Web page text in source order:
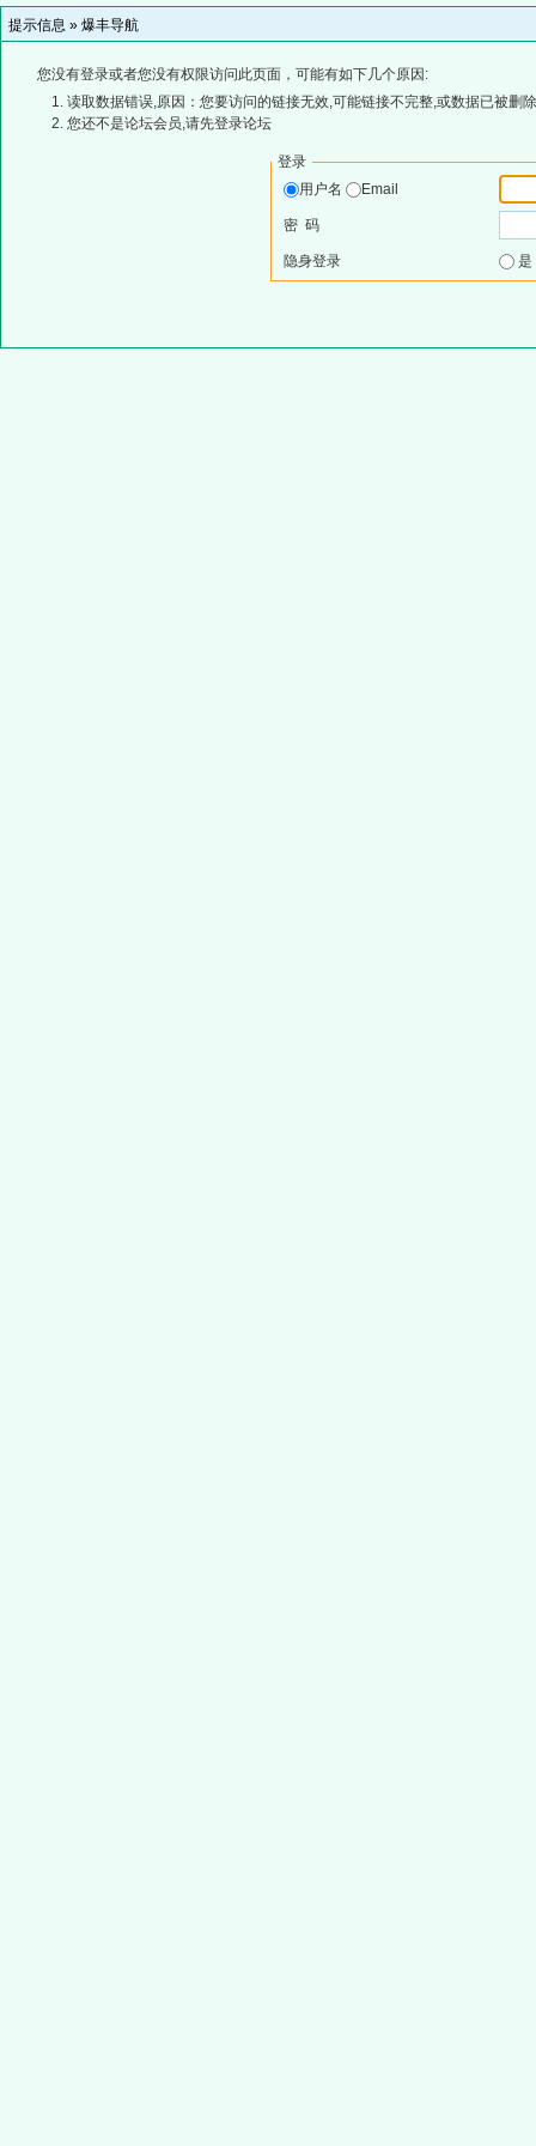
提示信息 » 爆丰导航
您没有登录或者您没有权限访问此页面，可能有如下几个原因:
读取数据错误,原因：您要访问的链接无效,可能链接不完整,或数据已被删
您还不是论坛会员,请先登录论坛
登录
用户名
Email
密 码
隐身登录